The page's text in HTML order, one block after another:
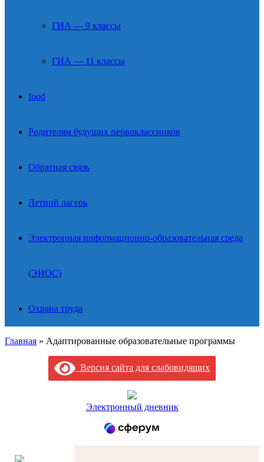
ГИА — 9 классы
ГИА — 11 классы
food
Родителям будущих первоклассников
Обратная связь
Летний лагерь
Электронная информационно-образовательная среда
(ЭИОС)
Охрана труда
Главная » Адаптированные образовательные программы
Версия сайта для слабовидящих
Электронный дневник